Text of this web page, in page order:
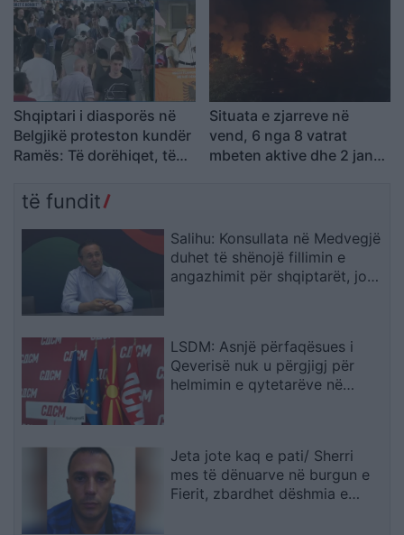
Shqiptari i diasporës në
Belgjikë proteston kundër
Ramës: Të dorëhiqet, të
Shqipërinë larg politikës
së vjetër
Situata e zjarreve në
vend, 6 nga 8 vatrat
mbeten aktive dhe 2 janë
të fundit
Salihu: Konsullata në Medvegjë
duhet të shënojë fillimin e
angazhimit për shqiptarët, jo
LSDM: Asnjë përfaqësues i
Qeverisë nuk u përgjigj për
helmimin e qytetarëve në
Jeta jote kaq e pati/ Sherri
mes të dënuarve në burgun e
Fierit, zbardhet dëshmia e